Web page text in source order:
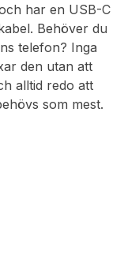
har en USB-C
Behöver du
telefon? Inga
den utan att
alltid redo att
som mest.